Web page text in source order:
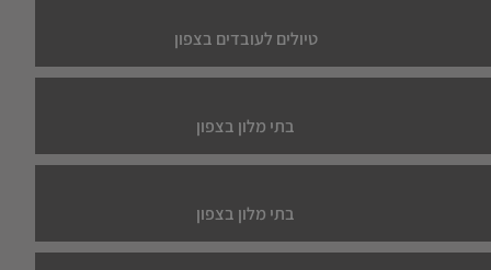
טיולים לעובדים בצפון
בתי מלון בצפון
בתי מלון בצפון